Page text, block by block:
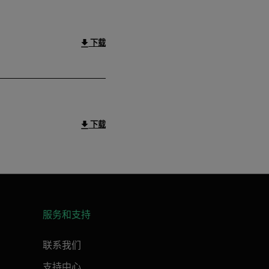
下载
下载
服务和支持
联系我们
支持中心